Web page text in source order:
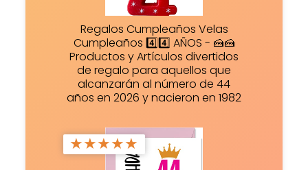
Regalos Cumpleaños Velas
Cumpleaños 4️⃣4️⃣ AÑOS - 🍰🍰
Productos y Artículos divertidos
de regalo para aquellos que
alcanzarán al número de 44
años en 2026 y nacieron en 1982
★★★★★